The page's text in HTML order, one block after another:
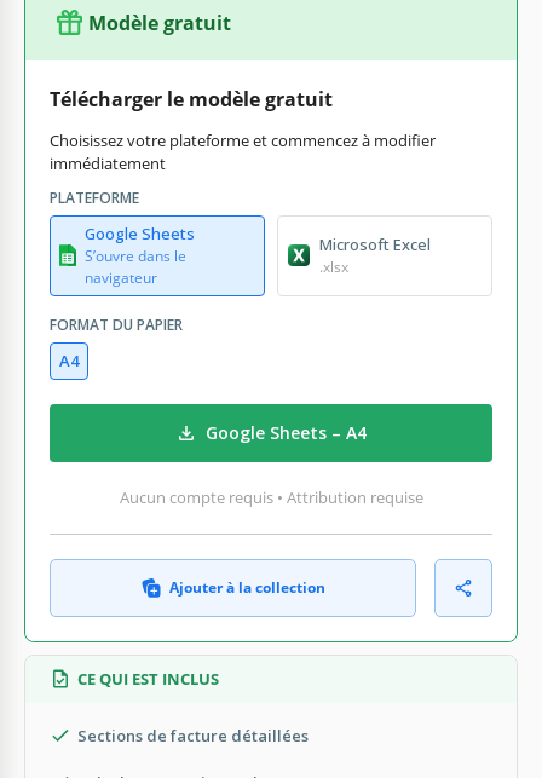
Modèle gratuit
Télécharger le modèle gratuit
Choisissez votre plateforme et commencez à modifier
immédiatement
PLATEFORME
Google Sheets
S’ouvre dans le
navigateur
Microsoft Excel
.xlsx
FORMAT DU PAPIER
A4
Google Sheets – A4
Aucun compte requis • Attribution requise
Ajouter à la collection
CE QUI EST INCLUS
Sections de facture détaillées